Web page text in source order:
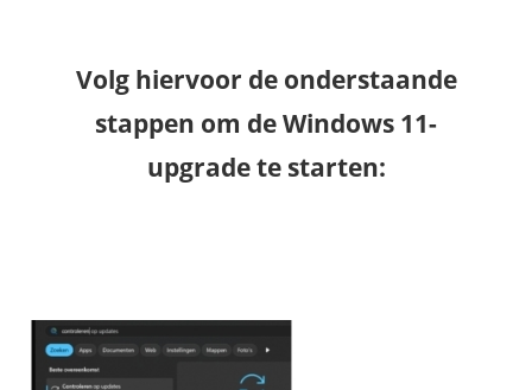
Volg hiervoor de onderstaande
stappen om de Windows 11-
upgrade te starten: